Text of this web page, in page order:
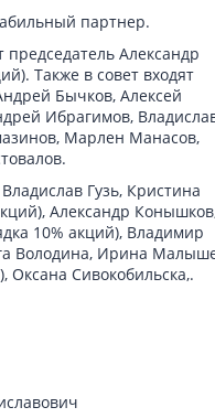
партнер.
Александр
Также в совет входят
Бычков, Алексей
Ибрагимов,
Марлен Манасов,
Гузь, Кристина
Александр
10% акций), Владимир
Володина, Ирина
Оксана Сивокобильска,.